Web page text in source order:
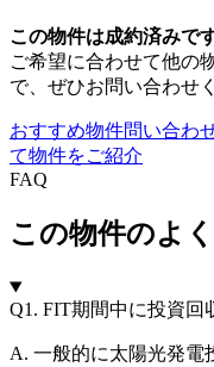
この物件は成約済みで
ご希望に合わせて他の
で、ぜひお問い合わせ
おすすめ物件問い合わ
て物件をご紹介
FAQ
この物件のよ
Q1. FIT期間中に投資回
A. 一般的に太陽光発電